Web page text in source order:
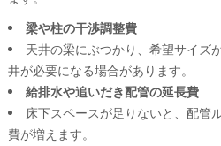
梁や柱の干渉調整費
天井の梁にぶつかり、希望サイズ
井が必要になる場合があります。
給排水や追いだき配管の延長費
床下スペースが足りないと、配管
費が増えます。